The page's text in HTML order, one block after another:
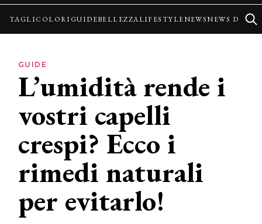
Guide
Lifestyle
News
News
aziende
TAGLICOLORI GUIDEBELLEZZALIFESTYLENEWSNEWS
GUIDE
L’umidità rende i
vostri capelli
crespi? Ecco i
rimedi naturali
per evitarlo!